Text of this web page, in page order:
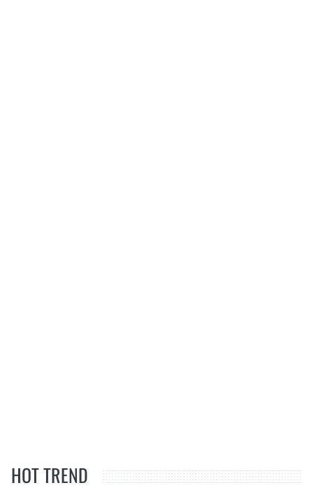
HOT TREND